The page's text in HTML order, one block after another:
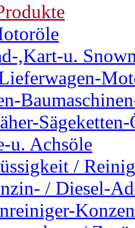
,Kart-u.
u. Achsöle
/
/ Diesel-